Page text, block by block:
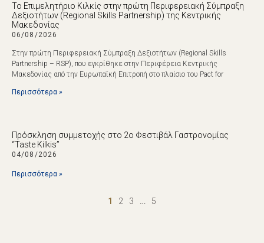
Το Επιμελητήριο Κιλκίς στην πρώτη Περιφερειακή Σύμπραξη
Δεξιοτήτων (Regional Skills Partnership) της Κεντρικής
Μακεδονίας
06/08/2026
Στην πρώτη Περιφερειακή Σύμπραξη Δεξιοτήτων (Regional Skills
Partnership – RSP), που εγκρίθηκε στην Περιφέρεια Κεντρικής
Μακεδονίας από την Ευρωπαϊκή Επιτροπή στο πλαίσιο του Pact for
Περισσότερα »
Πρόσκληση συμμετοχής στο 2ο Φεστιβάλ Γαστρονομίας
“Taste Kilkis”
04/08/2026
Περισσότερα »
1 2 3 … 5